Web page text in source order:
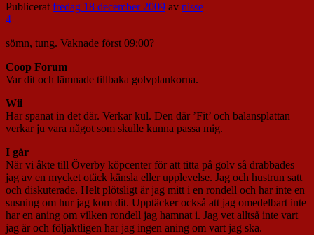
Publicerat fredag 18 december 2009 av nisse
4
sömn, tung. Vaknade först 09:00?
Coop Forum
Var dit och lämnade tillbaka golvplankorna.
Wii
Har spanat in det där. Verkar kul. Den där ’Fit’ och balansplattan
verkar ju vara något som skulle kunna passa mig.
I går
När vi åkte till Överby köpcenter för att titta på golv så drabbades
jag av en mycket otäck känsla eller upplevelse. Jag och hustrun satt
och diskuterade. Helt plötsligt är jag mitt i en rondell och har inte en
susning om hur jag kom dit. Upptäcker också att jag omedelbart inte
har en aning om vilken rondell jag hamnat i. Jag vet alltså inte vart
jag är och följaktligen har jag ingen aning om vart jag ska.